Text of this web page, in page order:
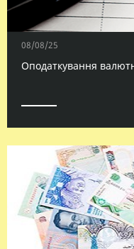
08/08/25
Оподаткування